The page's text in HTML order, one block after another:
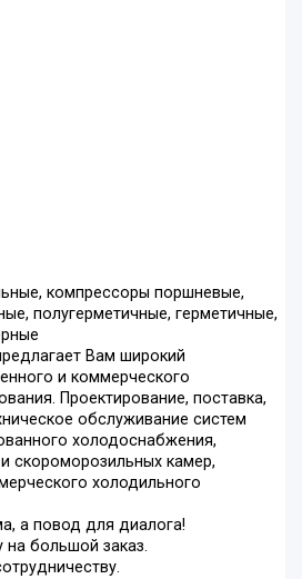
компрессоры поршневые,
полугерметичные, герметичные,
Вам широкий
и коммерческого
Проектирование, поставка,
обслуживание систем
холодоснабжения,
скороморозильных камер,
холодильного
а повод для диалога!
на большой заказ.